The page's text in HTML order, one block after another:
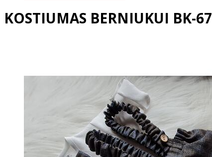
KOSTIUMAS BERNIUKUI BK-67